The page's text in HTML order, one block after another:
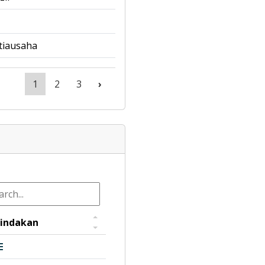
1 2 3 ›